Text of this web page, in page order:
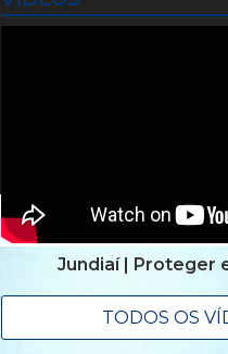
Jundiaí | Proteger
TODOS OS